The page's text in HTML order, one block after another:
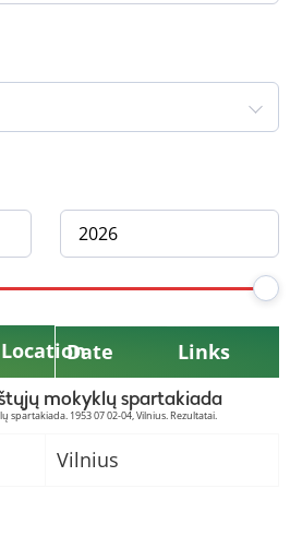
LocationDate Links
mokyklų spartakiada
spartakiada. 1953 07 02-04, Vilnius. Rezultatai.
Vilnius